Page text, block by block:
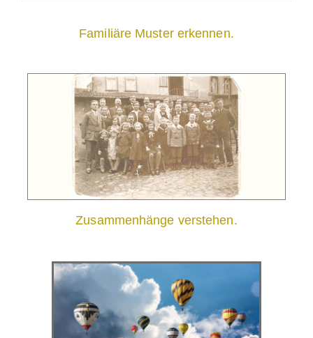
Familiäre Muster erkennen.
Zusammenhänge verstehen.